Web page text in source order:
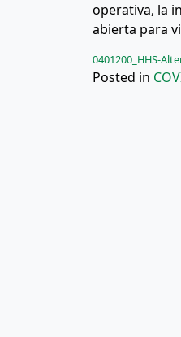
operativa, la
abierta para
0401200_HHS-
Posted in